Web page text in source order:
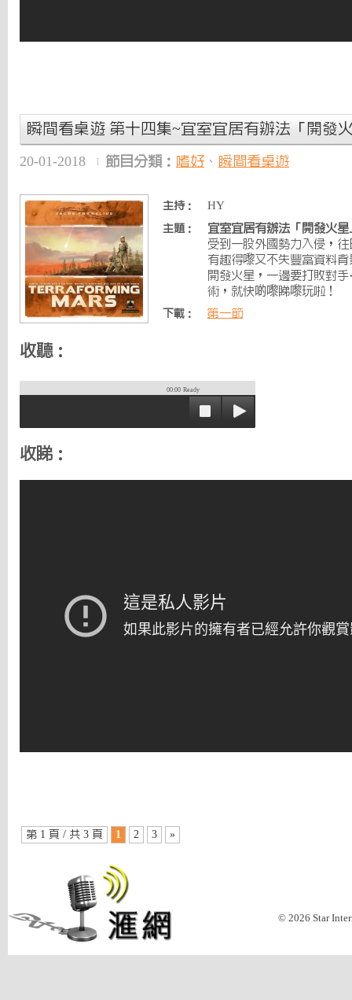
瞬間看桌遊 第十四集~宜室宜居有辦法「開發
20-01-2018 節目分類： 嗜好 、 瞬間看桌遊
主持： HY
主題：
宜室宜居有辦法「開發火星
受到一股外國勢力入侵，
有趣得嚟又不失豐富資料
開發火星，一邊要打敗對
術，就快啲嚟睇嚟玩啦！
下載： 第一節
收聽：
00:00 Ready
收睇：
第 1 頁 / 共 3 頁 1 2 3 »
© 2026 Star